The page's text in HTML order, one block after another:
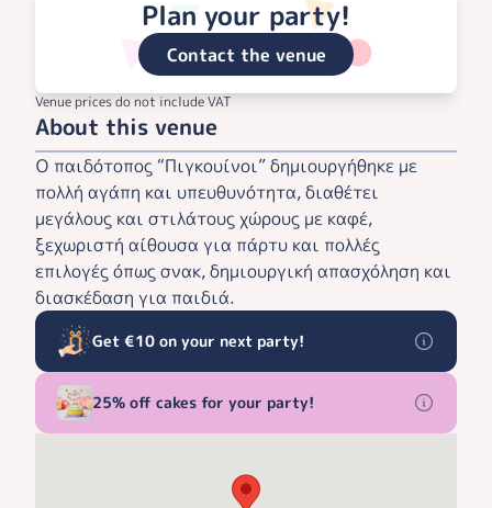
Plan your party!
Contact the venue
Venue prices do not include VAT
About this venue
Ο παιδότοπος “Πιγκουίνοι” δημιουργήθηκε με
πολλή αγάπη και υπευθυνότητα, διαθέτει
μεγάλους και στιλάτους χώρους με καφέ,
ξεχωριστή αίθουσα για πάρτυ και πολλές
επιλογές όπως σνακ, δημιουργική απασχόληση και
διασκέδαση για παιδιά.
Get €10 on your next party!
25% off cakes for your party!